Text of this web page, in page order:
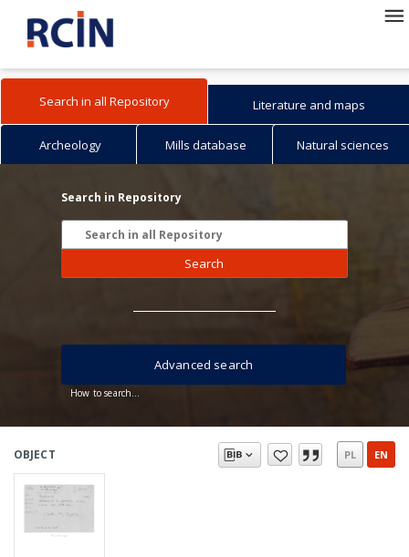
Search in all Repository Literature and maps
Archeology Mills database Natural sciences
Search in Repository
Search
How to search...
Advanced search
OBJECT PL EN